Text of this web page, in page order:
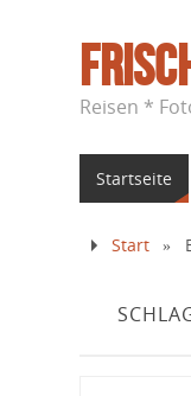
Reisen *
Startseite
Start »